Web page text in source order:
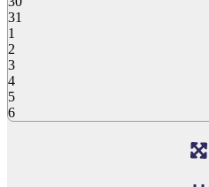
31
1
2
3
4
5
6